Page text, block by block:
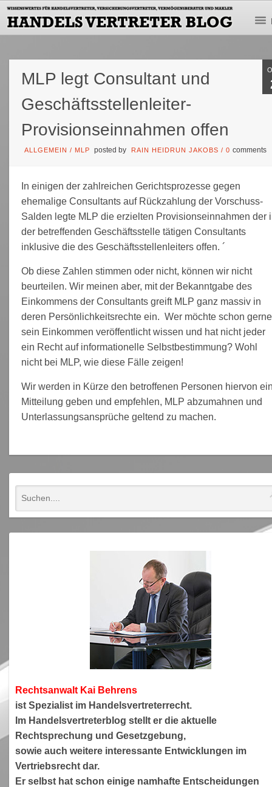
MLP legt Consultant und
Geschäftsstellenleiter-
Provisionseinnahmen offen
ALLGEMEIN / MLP posted by RAIN HEIDRUN JAKOBS /0comments
In einigen der zahlreichen Gerichtsprozesse gegen
ehemalige Consultants auf Rückzahlung der Vorschuss-
Salden legte MLP die erzielten Provisionseinnahmen der
der betreffenden Geschäftsstelle tätigen Consultants
inklusive die des Geschäftsstellenleiters offen. ´
Ob diese Zahlen stimmen oder nicht, können wir nicht
beurteilen. Wir meinen aber, mit der Bekanntgabe des
Einkommens der Consultants greift MLP ganz massiv in
deren Persönlichkeitsrechte ein. Wer möchte schon gerne
sein Einkommen veröffentlicht wissen und hat nicht jeder
ein Recht auf informationelle Selbstbestimmung? Wohl
nicht bei MLP, wie diese Fälle zeigen!
Wir werden in Kürze den betroffenen Personen hiervon
Mitteilung geben und empfehlen, MLP abzumahnen und
Unterlassungsansprüche geltend zu machen.
Rechtsanwalt Kai Behrens
ist Spezialist im Handelsvertreterrecht.
Im Handelsvertreterblog stellt er die aktuelle
Rechtsprechung und Gesetzgebung,
sowie auch weitere interessante Entwicklungen im
Vertriebsrecht dar.
Er selbst hat schon einige namhafte Entscheidungen